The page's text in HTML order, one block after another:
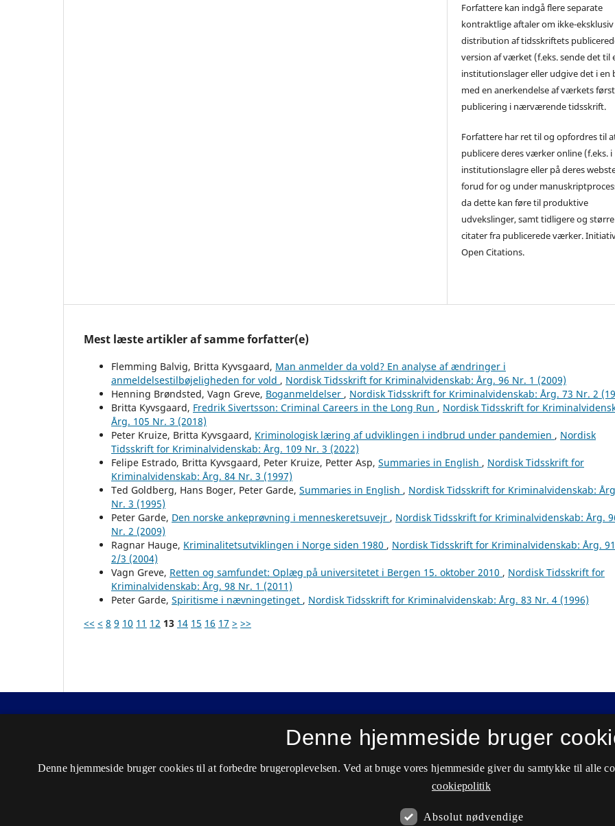
Forfattere kan indgå flere separate
kontraktlige aftaler om ikke-eksklusiv
distribution af tidsskriftets
version af værket (f.eks. sende det til
institutionslager eller udgive det i en
med en anerkendelse af værkets
publicering i nærværende tidsskrift.
Forfattere har ret til og opfordres til
publicere deres værker online (f.eks. i
institutionslagre eller på deres
forud for og under
da dette kan føre til produktive
udvekslinger, samt tidligere og større
citater fra publicerede værker.
Open Citations.
Mest læste artikler af samme forfatter(e)
Flemming Balvig, Britta Kyvsgaard, Man anmelder da vold? En analyse af ændringer i
anmeldelsestilbøjeligheden for vold , Nordisk Tidsskrift for Kriminalvidenskab: Årg. 96 Nr. 1 (2009)
Henning Brøndsted, Vagn Greve, Boganmeldelser , Nordisk Tidsskrift for Kriminalvidenskab: Årg. 73 Nr. 2
Britta Kyvsgaard, Fredrik Sivertsson: Criminal Careers in the Long Run , Nordisk Tidsskrift for
Årg. 105 Nr. 3 (2018)
Peter Kruize, Britta Kyvsgaard, Kriminologisk læring af udviklingen i indbrud under pandemien , Nordisk
Tidsskrift for Kriminalvidenskab: Årg. 109 Nr. 3 (2022)
Felipe Estrado, Britta Kyvsgaard, Peter Kruize, Petter Asp, Summaries in English , Nordisk Tidsskrift for
Kriminalvidenskab: Årg. 84 Nr. 3 (1997)
Ted Goldberg, Hans Boger, Peter Garde, Summaries in English , Nordisk Tidsskrift for Kriminalvidenskab:
Nr. 3 (1995)
Peter Garde, Den norske ankeprøvning i menneskeretsuvejr , Nordisk Tidsskrift for Kriminalvidenskab: Årg.
Nr. 2 (2009)
Ragnar Hauge, Kriminalitetsutviklingen i Norge siden 1980 , Nordisk Tidsskrift for Kriminalvidenskab: Årg.
2/3 (2004)
Vagn Greve, Retten og samfundet: Oplæg på universitetet i Bergen 15. oktober 2010 , Nordisk Tidsskrift for
Kriminalvidenskab: Årg. 98 Nr. 1 (2011)
Peter Garde, Spiritisme i nævningetinget , Nordisk Tidsskrift for Kriminalvidenskab: Årg. 83 Nr. 4 (1996)
<< < 8 9 10 11 12 13 14 15 16 17 > >>
Nordisk Tidsskrift for Kriminalvidenskab
ISSN 2446-3051 (Online)
Denne hjemmeside bruger
Denne hjemmeside bruger cookies til at forbedre brugeroplevelsen. Ved at bruge vores hjemmeside giver du samtykke til alle
cookiepolitik
Absolut nødvendige